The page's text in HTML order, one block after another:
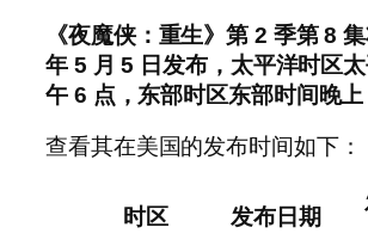
《夜魔侠：重生》第 2 季第 8
年 5 月 5 日发布，太平洋时区
午 6 点，东部时区东部时间晚上
查看其在美国的发布时间如下：
时区 发布日期